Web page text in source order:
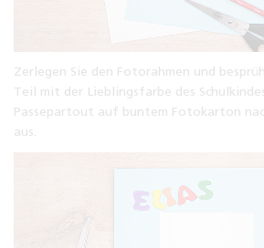
Zerlegen Sie den Fotorahmen und
Teil mit der Lieblingsfarbe des
Passepartout auf buntem Fotokarton
aus.